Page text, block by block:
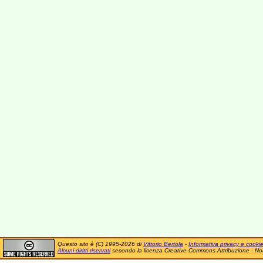
Questo sito è (C) 1995-2026 di Vittorio Bertola - Informativa privacy e cookie
Alcuni diritti riservatisecondo la licenza Creative Commons Attribuzione -